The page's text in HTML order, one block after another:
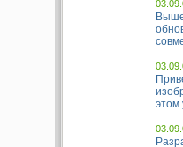
этом